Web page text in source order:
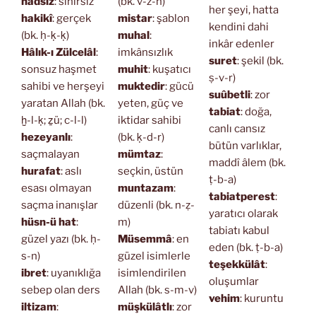
hakikî: gerçek
(bk. ḥ-ḳ-ḳ)
Hâlık-ı Zülcelâl:
sonsuz haşmet
sahibi ve herşeyi
yaratan Allah (bk.
ḫ-l-ḳ; ẕü; c-l-l)
hezeyanlı:
saçmalayan
hurafat: aslı
esası olmayan
saçma inanışlar
hüsn-ü hat:
güzel yazı (bk. ḥ-
s-n)
ibret: uyanıklığa
sebep olan ders
iltizam:
mistar: şablon
muhal:
imkânsızlık
muhit: kuşatıcı
muktedir: gücü
yeten, güç ve
iktidar sahibi
(bk. ḳ-d-r)
mümtaz:
seçkin, üstün
muntazam:
düzenli (bk. n-ẓ-
m)
Müsemmâ: en
güzel isimlerle
isimlendirilen
Allah (bk. s-m-v)
müşkülâtlı: zor
her şeyi, hatta
kendini dahi
inkâr edenler
suret: şekil (bk.
ṣ-v-r)
suûbetli: zor
tabiat: doğa,
canlı cansız
bütün varlıklar,
maddî âlem (bk.
ṭ-b-a)
tabiatperest:
yaratıcı olarak
tabiatı kabul
eden (bk. ṭ-b-a)
teşekkülât:
oluşumlar
vehim: kuruntu